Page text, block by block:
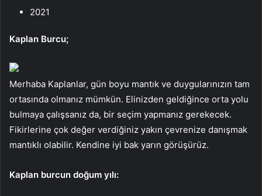
2021
Kaplan Burcu;
Merhaba Kaplanlar, gün boyu mantık ve duygularınızın tam
ortasında olmanız mümkün. Elinizden geldiğince orta yolu
bulmaya çalışsanız da, bir seçim yapmanız gerekecek.
Fikirlerine çok değer verdiğiniz yakın çevrenize danışmak
mantıklı olabilir. Kendine iyi bak yarın görüşürüz.
Kaplan burcun doğum yılı: